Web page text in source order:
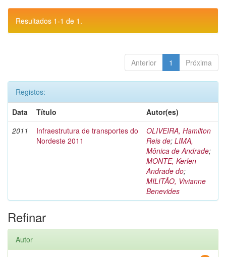
Resultados 1-1 de 1.
Anterior 1 Próxima
Registos:
Data
Título
Autor(es)
2011
Infraestrutura de transportes do
Nordeste 2011
OLIVEIRA, Hamilton
Reis de; LIMA,
Mônica de Andrade;
MONTE, Kerlen
Andrade do;
MILITÃO, Vivianne
Benevides
Refinar
Autor